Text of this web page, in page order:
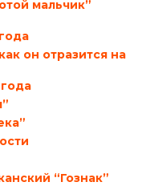
мальчик”
он отразится на
“Гознак”